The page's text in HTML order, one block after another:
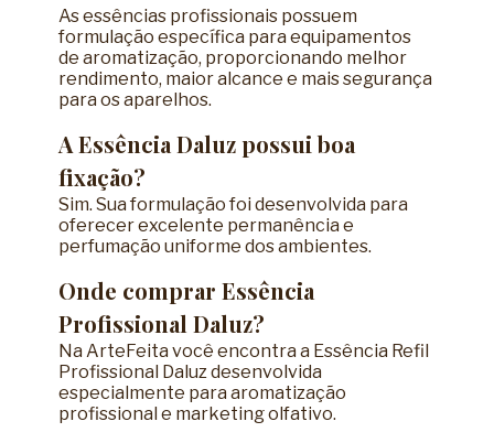
As essências profissionais possuem
formulação específica para equipamentos
de aromatização, proporcionando melhor
rendimento, maior alcance e mais segurança
para os aparelhos.
A Essência Daluz possui boa
fixação?
Sim. Sua formulação foi desenvolvida para
oferecer excelente permanência e
perfumação uniforme dos ambientes.
Onde comprar Essência
Profissional Daluz?
Na ArteFeita você encontra a Essência Refil
Profissional Daluz desenvolvida
especialmente para aromatização
profissional e marketing olfativo.